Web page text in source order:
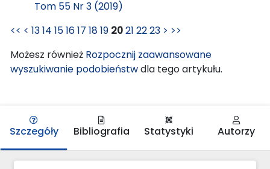
Tom 55 Nr 3 (2019)
<< < 1314 151617 1819 2021 2223 > >>
Możesz również Rozpocznij zaawansowane
wyszukiwanie podobieństwdla tego artykułu.
Szczegóły Bibliografia Statystyki Autorzy